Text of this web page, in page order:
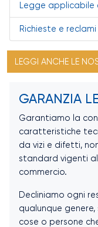
Legge applicabile
Richieste e reclami
LEGGI ANCHE LE
GARANZIA
Garantiamo la
caratteristiche
da vizi e difetti,
standard vigenti
commercio.
Decliniamo ogni
qualunque
cose o persone